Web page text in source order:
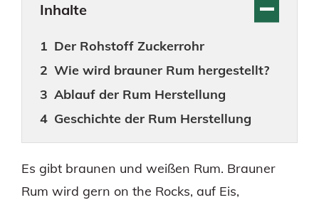
Inhalte
Der Rohstoff Zuckerrohr
Wie wird brauner Rum hergestellt?
Ablauf der Rum Herstellung
Geschichte der Rum Herstellung
Es gibt braunen und weißen Rum. Brauner
Rum wird gern on the Rocks, auf Eis,